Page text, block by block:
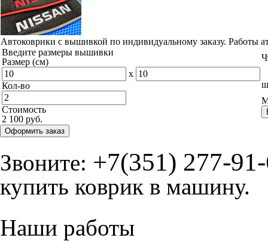
Автоковрики с вышивкой по индивидуальному заказу. Работы
Введите размеры вышивки
Размер (см)
x
Кол-во
Стоимость
2 100 руб.
Оформить заказ
Звоните: +7(351) 277-
купить коврик в машину.
Наши работы